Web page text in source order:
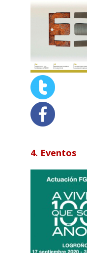
4. Eventos